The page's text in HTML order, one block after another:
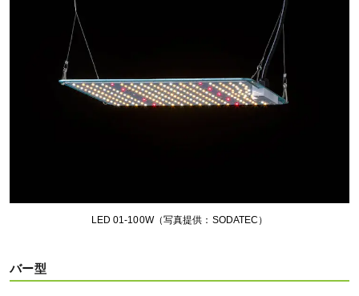
LED 01-100W（写真提供：SODATEC）
バー型